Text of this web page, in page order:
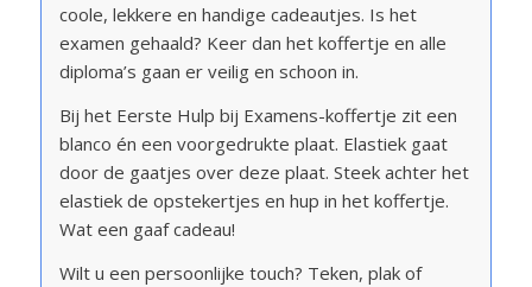
coole, lekkere en handige cadeautjes. Is het
examen gehaald? Keer dan het koffertje en alle
diploma’s gaan er veilig en schoon in.
Bij het Eerste Hulp bij Examens-koffertje zit een
blanco én een voorgedrukte plaat. Elastiek gaat
door de gaatjes over deze plaat. Steek achter het
elastiek de opstekertjes en hup in het koffertje.
Wat een gaaf cadeau!
Wilt u een persoonlijke touch? Teken, plak of